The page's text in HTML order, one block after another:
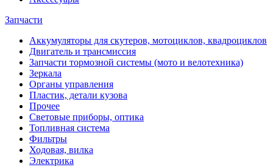
Запчасти
Аккумуляторы для скутеров, мотоциклов, квадроциклов
Двигатель и трансмиссия
Запчасти тормозной системы (мото и велотехника)
Зеркала
Органы управления
Пластик, детали кузова
Прочее
Световые приборы, оптика
Топливная система
Фильтры
Ходовая, вилка
Электрика